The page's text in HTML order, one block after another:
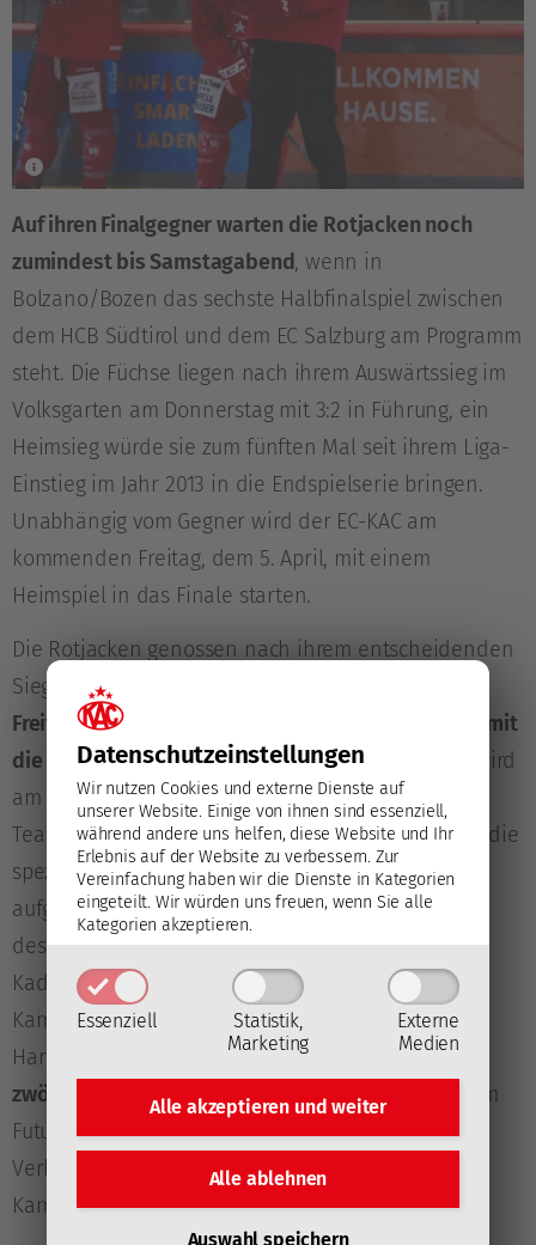
Datenschutz­einstellungen
Wir nutzen Cookies und externe Dienste auf
unserer Website. Einige von ihnen sind essenziell,
während andere uns helfen, diese Website und Ihr
Erlebnis auf der Website zu verbessern. Zur
Vereinfachung haben wir die Dienste in Kategorien
eingeteilt. Wir würden uns freuen, wenn Sie alle
Kategorien akzeptieren.
Essenziell
Statistik,
Marketing
Externe
Medien
Alle akzeptieren undweiter
Alle ablehnen
Auswahl speichern
Auf ihren Finalgegner warten die Rotjacken noch
zumindest bis Samstagabend, wenn in
Bolzano/Bozen das sechste Halbfinalspiel zwischen
dem HCB Südtirol und dem EC Salzburg am Programm
steht. Die Füchse liegen nach ihrem Auswärtssieg im
Volksgarten am Donnerstag mit 3:2 in Führung, ein
Heimsieg würde sie zum fünften Mal seit ihrem Liga-
Einstieg im Jahr 2013 in die Endspielserie bringen.
Unabhängig vom Gegner wird der EC-KAC am
kommenden Freitag, dem 5. April, mit einem
Heimspiel in das Finale starten.
Die Rotjacken genossen nach ihrem entscheidenden
Sieg in Brunico/Bruneck
Freitag kehrten sie in den Trainingsbetrieb und damit
die Vorbereitung auf die Finalserie zurück
. Diese wird
am Samstag fortgesetzt, am Ostersonntag hat das
Team noch einmal frei, ehe ab Montag schließlich die
spezifische Arbeit hin zum Endspielserienauftakt
aufgenommen wird. Aktuell stehen mit Ausnahme
des verletztenJohannes Bischofbergersämtliche
Kaderspieler im Eistraining, parallel zur
Kampfmannschaft trainiert unter der Leitung von
Harri Laurila und Christoph Brandner auch der
zwölfköpfige „Taxi Squad“
, in dem Spieler aus dem
Future Team in Form bleiben, um im Falle von
Verletzungen oder Sperren in das Aufgebot der
Kampfmannschaft aufzurücken.